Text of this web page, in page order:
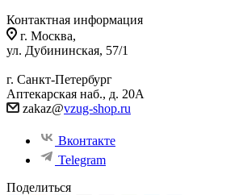
Контактная информация
г. Москва,
ул. Дубининская, 57/1
г. Санкт-Петербург
Аптекарская наб., д. 20А
zakaz@vzug-shop.ru
Вконтакте
Telegram
Поделиться